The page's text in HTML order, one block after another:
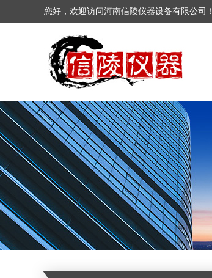
您好，欢迎访问河南信陵仪器设备有限公司！